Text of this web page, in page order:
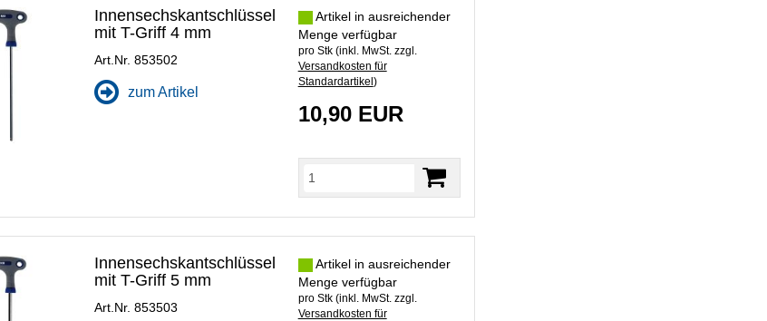
Innensechskantschlüssel
mit T-Griff 4 mm
Art.Nr. 853502
zum Artikel
Artikel in ausreichender
Menge verfügbar
pro Stk (inkl. MwSt. zzgl.
Versandkosten für
Standardartikel )
10,90 EUR
Innensechskantschlüssel
mit T-Griff 5 mm
Art.Nr. 853503
Artikel in ausreichender
Menge verfügbar
pro Stk (inkl. MwSt. zzgl.
Versandkosten für